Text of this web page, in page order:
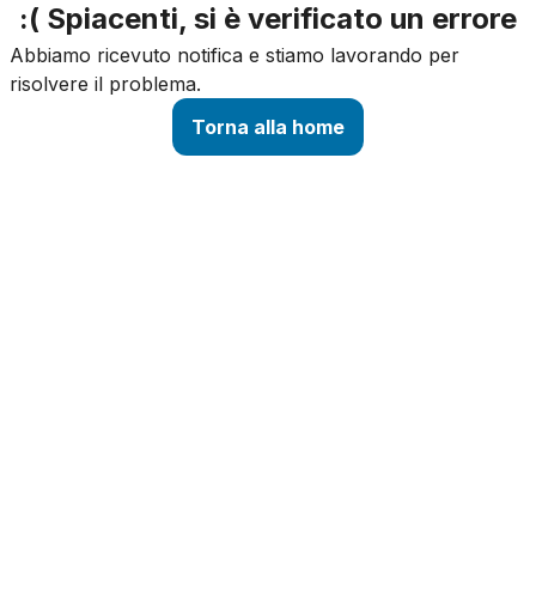
:( Spiacenti, si è verificato un errore
Abbiamo ricevuto notifica e stiamo lavorando per
risolvere il problema.
Torna alla home